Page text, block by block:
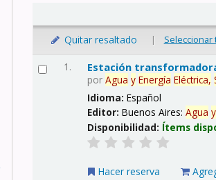
Quitar resaltado | Seleccionar
1. Estación
porAgua y Energía Eléctrica,
Idioma:Español
Editor:Buenos Aires:Agua y
Disponibilidad: Ítems
Hacer reserva